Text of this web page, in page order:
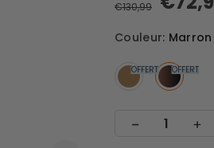
Boîtes à
€130,99
Couleur:
OFFERT OFFERT